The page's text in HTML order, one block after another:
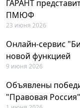
ГАРАНТ
ПМЮФ
23 июня 2026
Онлайн-сервис
новой функцией
9 июня 2026
Объявлены
"Правовая Россия"